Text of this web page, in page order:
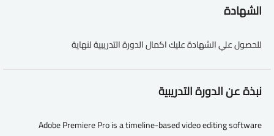
الشهادة
للحصول علي الشهادة عليك اكمال الدورة التدريبية لنهاية
نبذة عن الدورة التدريبية
Adobe Premiere Pro is a timeline-based video editing software